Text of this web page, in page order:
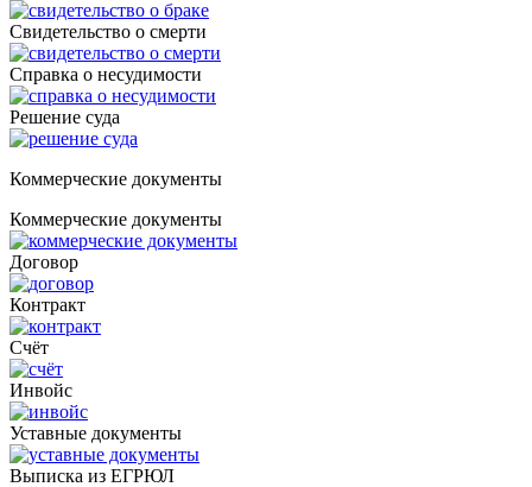
Свидетельство о смерти
Справка о несудимости
Решение суда
Коммерческие документы
Коммерческие документы
Договор
Контракт
Счёт
Инвойс
Уставные документы
Выписка из ЕГРЮЛ